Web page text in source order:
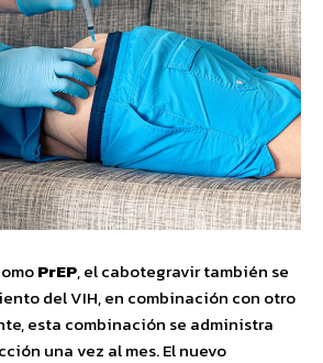
PrEP, el cabotegravir también se
del VIH, en combinación con otro
esta combinación se administra
una vez al mes. El nuevo